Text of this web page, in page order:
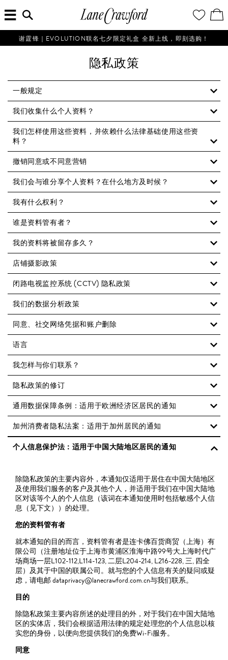
佛
探
的
尚
界
的
愿
望
清
单
看
／
修
购
单
入
搜
索
信
息...
谢霆锋｜EVOLUTION联名七夕限定礼盒 全新上线，即刻选购！
隐私政策
一般规定
我们收集什么个人资料？
我们怎样使用这些资料，并依赖什么法律基础使用这些资
料？
撤销同意或不同意营销
我们会与谁分享个人资料？在什么地方及时候？
我有什么权利？
谁是资料管有者？
我的资料将被留存多久？
店铺摄影政策
闭路电视监控系统 (CCTV) 隐私政策
我们的数据分析政策
同意、社交网络凭据和账户删除
语言
我怎样与你们联系？
隐私政策的修订
通用数据保障条例：适用于欧洲经济区居民的通知
加州消费者隐私法案：适用于加州居民的通知
个人信息保护法：适用于中国大陆地区居民的通知
除隐私政策的主要内容外，本通知仅适用于居住在中国大陆地区
及使用我们服务的客户及其他个人，并适用于我们在中国大陆地
区对该等个人的个人信息（该词在本通知使用时包括敏感个人信
息（见下文））的处理。
您的资料管有者
就本通知的目的而言，资料管有者是连卡佛百货商贸（上海）有
限公司（注册地址位于上海市黄浦区淮海中路99号大上海时代广
场商场一层L102-112,L114-123, 二层L204-214, L216-228, 三, 四全
层）及其于中国的联属公司。就与您的个人信息有关的疑问或疑
虑，请电邮 dataprivacy@lanecrawford.com.cn与我们联系。
目的
除隐私政策主要内容所述的处理目的外，对于我们在中国大陆地
区的实体店，我们会根据适用法律的规定处理您的个人信息以核
实您的身份，以便向您提供我们的免费Wi-Fi服务。
同意